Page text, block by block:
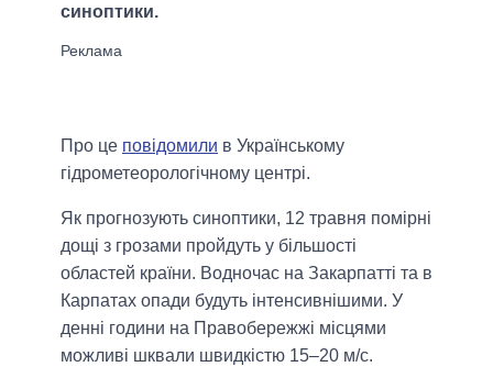
синоптики.
Про це повідомили в Українському
гідрометеорологічному центрі.
Як прогнозують синоптики, 12 травня помірні
дощі з грозами пройдуть у більшості
областей країни. Водночас на Закарпатті та в
Карпатах опади будуть інтенсивнішими. У
денні години на Правобережжі місцями
можливі шквали швидкістю 15–20 м/с.